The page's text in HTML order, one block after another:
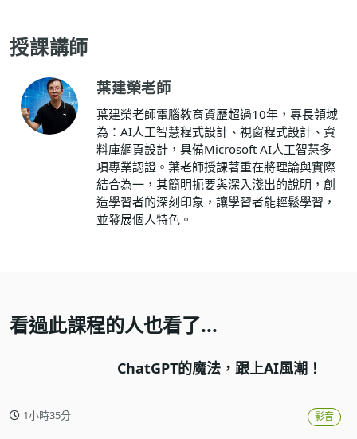
授課講師
葉建榮老師
葉建榮老師電腦教育資歷超過10年，專長領域
為：AI人工智慧程式設計、視窗程式設計、資
料庫網頁設計，具備Microsoft AI人工智慧多
項專業認證。葉老師授課著重在將理論與實際
結合為一，其簡明扼要與深入淺出的說明，創
造學習者的深刻印象，讓學習者能輕鬆學習，
並發展個人特色。
看過此課程的人也看了...
ChatGPT的魔法，跟上AI風潮！
1小時35分 影音